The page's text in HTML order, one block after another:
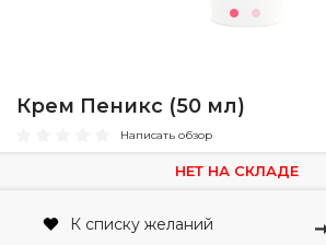
Крем Пеникс (50 мл)
Написать обзор
НЕТ НА СКЛАДЕ
К списку желаний